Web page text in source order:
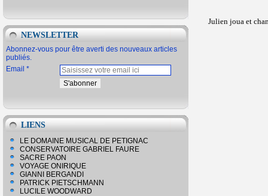
NEWSLETTER
Abonnez-vous pour être averti des nouveaux articles
publiés.
Email
LIENS
LE DOMAINE MUSICAL DE PETIGNAC
CONSERVATOIRE GABRIEL FAURE
SACRE PAON
VOYAGE ONIRIQUE
GIANNI BERGANDI
PATRICK PIETSCHMANN
LUCILE WOODWARD
Julien joua et